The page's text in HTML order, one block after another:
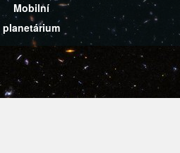
Mobilní
planetárium